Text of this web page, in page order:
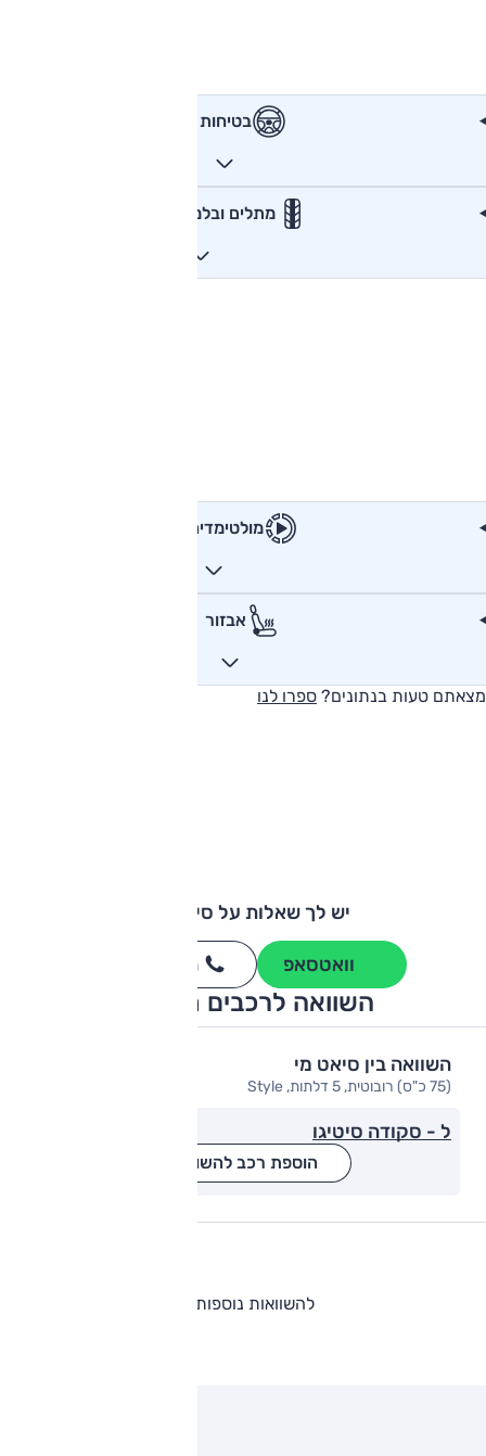
בטיחות
מתלים ובלמים
מולטימדיה
אבזור
מצאתם טעות בנתונים? ספרו לנו
יש לך שאלות על סיאט מי?
וואטסאפ חייגו
השוואה לרכבים מתחרים
השוואה בין סיאט מי
(75 כ"ס) רובוטית, 5 דלתות, Style
ל - סקודה סיטיגו
הוספת רכב להשוואה
להשוואות נוספות